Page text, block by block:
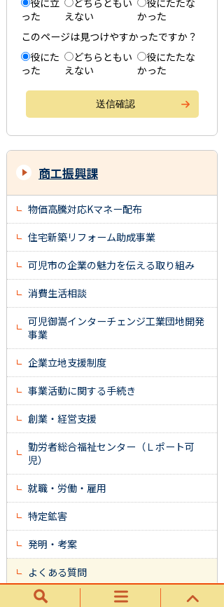
役に立
った
どちらともい
えない
役にたたな
かった
このページは見つけやすかったですか？
役にた
った
どちらともい
えない
役にたたな
かった
商工振興課
物価高騰対応Kマネー配布
住宅新築リフォーム助成事業
可児市の企業の魅力を伝える取り組み
消費生活相談
可児御嵩インターチェンジ工業団地開発
事業
企業立地支援制度
事業活動に関する手続き
創業・経営支援
勤労者総合福祉センター（Ｌポート可
児）
就職・労働・雇用
特定鉱害
発明・考案
よくある質問